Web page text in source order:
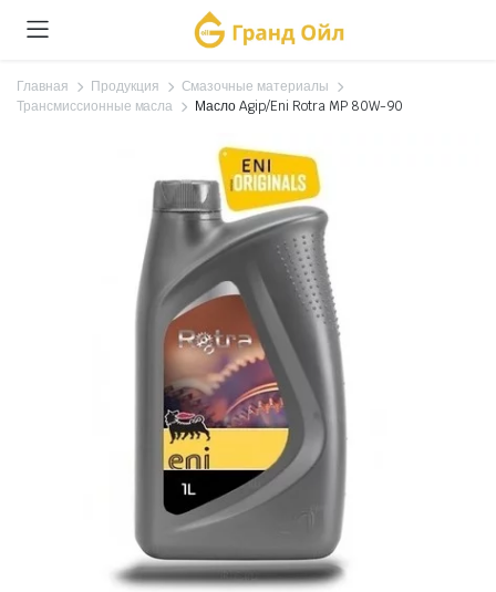
Главная Продукция
Смазочные материалы
Трансмиссионные масла
Масло Agip/Eni Rotra MP 80W-90